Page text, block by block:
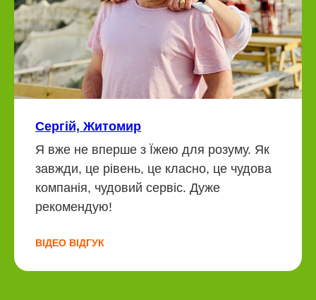
Сергій, Житомир
Я вже не вперше з Їжею для розуму. Як
завжди, це рівень, це класно, це чудова
компанія, чудовий сервіс. Дуже
рекомендую!
ВІДЕО ВІДГУК